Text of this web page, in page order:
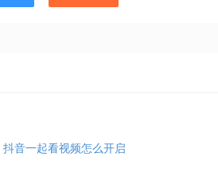
音一起看视频怎么开启